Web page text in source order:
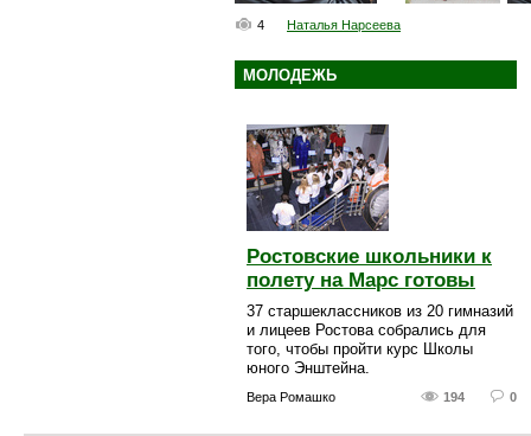
4 Наталья Нарсеева
МОЛОДЕЖЬ
Ростовские школьники к
полету на Марс готовы
37 старшеклассников из 20 гимназий
и лицеев Ростова собрались для
того, чтобы пройти курс Школы
юного Энштейна.
194 0
Вера Ромашко